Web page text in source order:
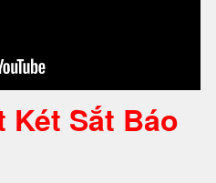
Két Sắt Báo